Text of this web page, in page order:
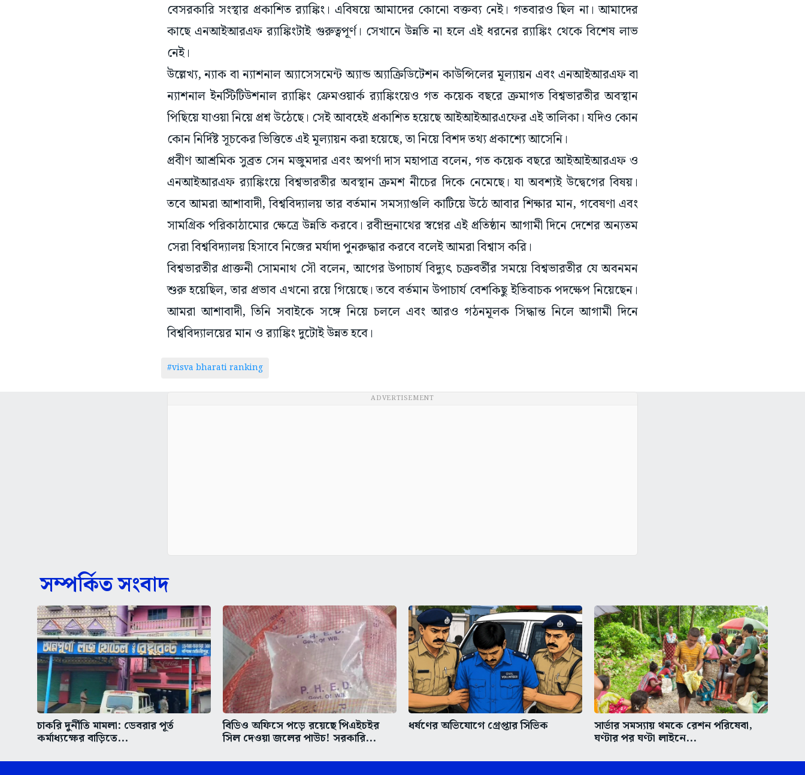
বেসরকারি সংস্থার প্রকাশিত র‌্যাঙ্কিং। এবিষয়ে আমাদের কোনো বক্তব্য নেই। গতবারও ছিল না। আমাদের
কাছে এনআইআরএফ র‌্যাঙ্কিংটাই গুরুত্বপূর্ণ। সেখানে উন্নতি না হলে এই ধরনের র‌্যাঙ্কিং থেকে বিশেষ লাভ
নেই।
উল্লেখ্য, ন্যাক বা ন্যাশনাল অ্যাসেসমেন্ট অ্যান্ড অ্যাক্রিডিটেশন কাউন্সিলের মূল্যায়ন এবং এনআইআরএফ বা
ন্যাশনাল ইনস্টিটিউশনাল র‍্যাঙ্কিং ফ্রেমওয়ার্ক র‌্যাঙ্কিংয়েও গত কয়েক বছরে ক্রমাগত বিশ্বভারতীর অবস্থান
পিছিয়ে যাওয়া নিয়ে প্রশ্ন উঠেছে। সেই আবহেই প্রকাশিত হয়েছে আইআইআরএফের এই তালিকা। যদিও কোন
কোন নির্দিষ্ট সূচকের ভিত্তিতে এই মূল্যায়ন করা হয়েছে, তা নিয়ে বিশদ তথ্য প্রকাশ্যে আসেনি।
প্রবীণ আশ্রমিক সুব্রত সেন মজুমদার এবং অপর্ণা দাস মহাপাত্র বলেন, গত কয়েক বছরে আইআইআরএফ ও
এনআইআরএফ র‌্যাঙ্কিংয়ে বিশ্বভারতীর অবস্থান ক্রমশ নীচের দিকে নেমেছে। যা অবশ্যই উদ্বেগের বিষয়।
তবে আমরা আশাবাদী, বিশ্ববিদ্যালয় তার বর্তমান সমস্যাগুলি কাটিয়ে উঠে আবার শিক্ষার মান, গবেষণা এবং
সামগ্রিক পরিকাঠামোর ক্ষেত্রে উন্নতি করবে। রবীন্দ্রনাথের স্বপ্নের এই প্রতিষ্ঠান আগামী দিনে দেশের অন্যতম
সেরা বিশ্ববিদ্যালয় হিসাবে নিজের মর্যাদা পুনরুদ্ধার করবে বলেই আমরা বিশ্বাস করি।
বিশ্বভারতীর প্রাক্তনী সোমনাথ সৌ বলেন, আগের উপাচার্য বিদ্যুৎ চক্রবর্তীর সময়ে বিশ্বভারতীর যে অবনমন
শুরু হয়েছিল, তার প্রভাব এখনো রয়ে গিয়েছে। তবে বর্তমান উপাচার্য বেশকিছু ইতিবাচক পদক্ষেপ নিয়েছেন।
আমরা আশাবাদী, তিনি সবাইকে সঙ্গে নিয়ে চললে এবং আরও গঠনমূলক সিদ্ধান্ত নিলে আগামী দিনে
বিশ্ববিদ্যালয়ের মান ও র‌্যাঙ্কিং দুটোই উন্নত হবে।
#visva bharati ranking
ADVERTISEMENT
সম্পর্কিত সংবাদ
চাকরি দুর্নীতি মামলা: ডেবরার পূর্ত
কর্মাধ্যক্ষের বাড়িতে...
বিডিও অফিসে পড়ে রয়েছে পিএইচইর
সিল দেওয়া জলের পাউচ! সরকারি...
ধর্ষণের অভিযোগে গ্রেপ্তার সিভিক সার্ভার সমস্যায় থমকে রেশন পরিষেবা,
ঘণ্টার পর ঘণ্টা লাইনে...